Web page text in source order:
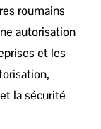
roumains
autorisation
et les
la sécurité